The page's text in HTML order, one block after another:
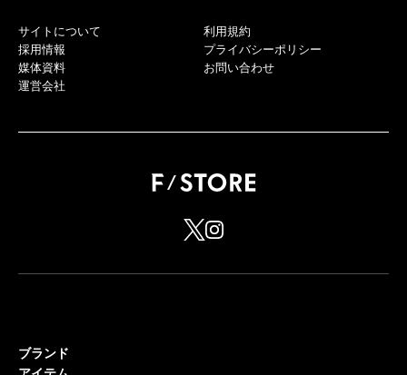
サイトについて
採用情報
媒体資料
運営会社
利用規約
プライバシーポリシー
お問い合わせ
ブランド